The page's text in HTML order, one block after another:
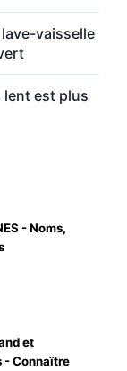
vaisselle
lent est plus
- Noms,
et
- Connaître